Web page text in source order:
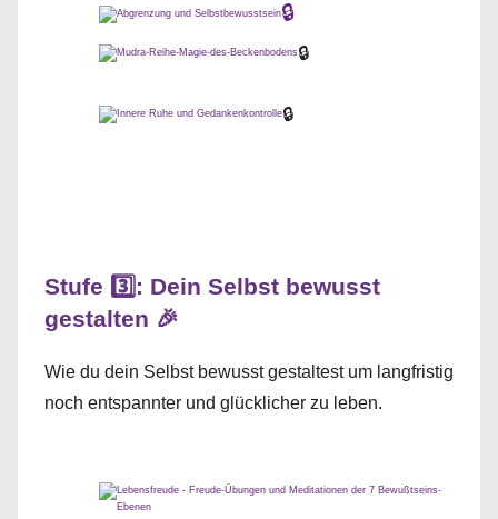
🔒
🔒
🔒
Stufe 3️⃣: Dein Selbst bewusst
gestalten 🎉
Wie du dein Selbst bewusst gestaltest um langfristig
noch entspannter und glücklicher zu leben.